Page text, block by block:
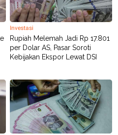
Investasi
Rupiah Melemah Jadi Rp 17.801
per Dolar AS, Pasar Soroti
Kebijakan Ekspor Lewat DSI